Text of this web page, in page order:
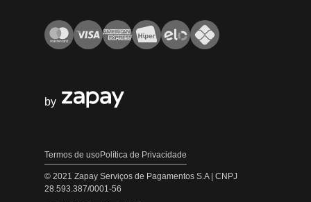
by
Termos de usoPolítica de Privacidade
© 2021 Zapay Serviços de Pagamentos S.A | CNPJ
28.593.387/0001-56